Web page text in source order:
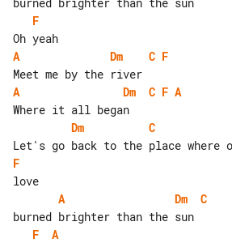
F
A
Dm C F
A
Dm C F A
Dm
C
F
A
Dm
C
F
A